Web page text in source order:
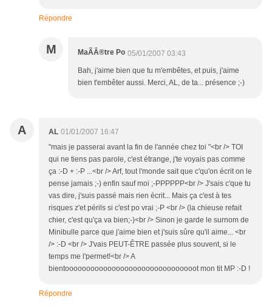
Répondre
M MaÃÂ®tre Po 05/01/2007 03:43
Bah, j'aime bien que tu m'embêtes, et puis, j'aime
bien t'embêter aussi. Merci, AL, de ta... présence ;-)
A AL 01/01/2007 16:47
"mais je passerai avant la fin de l'année chez toi "<br /> TOI
qui ne tiens pas parole, c'est étrange, j'te voyais pas comme
ça :-D + :-P ...<br /> Arf, tout l'monde sait que c'qu'on écrit on le
pense jamais ;-) enfin sauf moi ;-PPPPPP<br /> J'sais c'que tu
vas dire, j'suis passé mais rien écrit... Mais ça c'est à tes
risques z'et périls si c'est po vrai ;-P <br /> (la chieuse refait
chier, c'est qu'ça va bien;-)<br /> Sinon je garde le surnom de
Minibulle parce que j'aime bien et j'suis sûre qu'il aime... <br
/> :-D <br /> J'vais PEUT-ÊTRE passée plus souvent, si le
temps me l'permet!<br /> A
bientooooooooooooooooooooooooooooooot mon tit MP :-D !
Répondre